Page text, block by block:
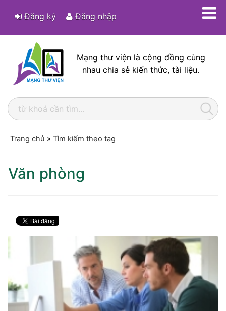
Đăng ký Đăng nhập
Mạng thư viện là cộng đồng cùng
nhau chia sẻ kiến thức, tài liệu.
Trang chủ » Tìm kiếm theo tag
Văn phòng